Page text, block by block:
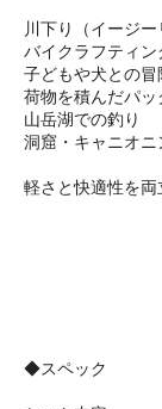
川下り（イージー
バイクラフティン
子どもや犬との冒
荷物を積んだパ
山岳湖での釣り
洞窟・キャニオニ
軽さと快適性を
◆スペック